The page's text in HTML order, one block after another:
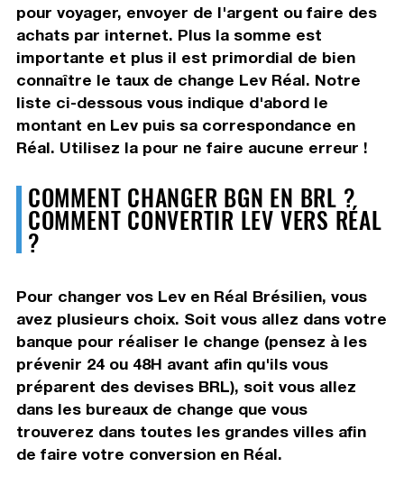
pour voyager, envoyer de l'argent ou faire des
achats par internet. Plus la somme est
importante et plus il est primordial de bien
connaître le taux de change Lev Réal. Notre
liste ci-dessous vous indique d'abord le
montant en Lev puis sa correspondance en
Réal. Utilisez la pour ne faire aucune erreur !
COMMENT CHANGER BGN EN BRL ?
COMMENT CONVERTIR LEV VERS RÉAL
?
Pour changer vos Lev en Réal Brésilien, vous
avez plusieurs choix. Soit vous allez dans votre
banque pour réaliser le change (pensez à les
prévenir 24 ou 48H avant afin qu'ils vous
préparent des devises BRL), soit vous allez
dans les bureaux de change que vous
trouverez dans toutes les grandes villes afin
de faire votre conversion en Réal.